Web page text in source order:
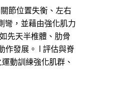
節位置失衡、左右
彎，並藉由強化肌力
先天半椎體、肋骨
作發展。 l 評估與脊
動訓練強化肌群、